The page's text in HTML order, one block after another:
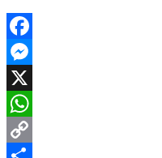
Facebook
Messenger
X
WhatsApp
Copy